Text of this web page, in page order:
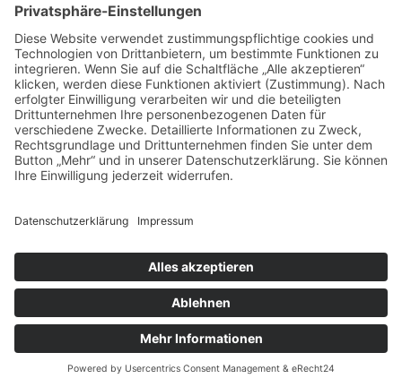
vorpommerncloud ist eine Marke der:
msisdesign. GmbH & Co. KGAlte Dorfstraße 19 a
17392 BoldekowDeutschland
Jetzt mehr erfahren:
Wir bieten flexible, sichere und zukunftsfähige IT-